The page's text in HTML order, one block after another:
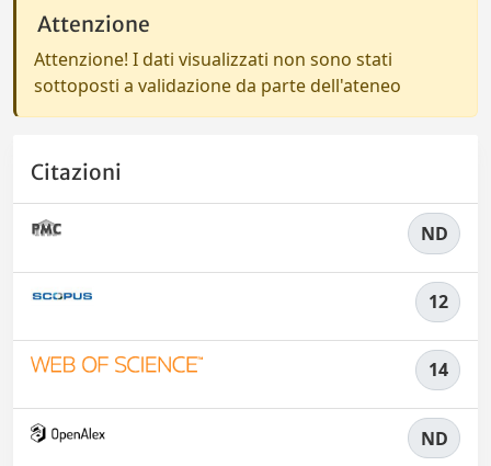
Attenzione
Attenzione! I dati visualizzati non sono stati
sottoposti a validazione da parte dell'ateneo
Citazioni
ND
12
14
ND